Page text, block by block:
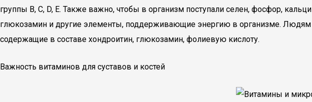
группы В, С, D, E. Также важно, чтобы в организм поступали селен, фосфор,
глюкозамин и другие элементы, поддерживающие энергию в организме.
содержащие в составе хондроитин, глюкозамин, фолиевую кислоту.
Важность витаминов для суставов и костей